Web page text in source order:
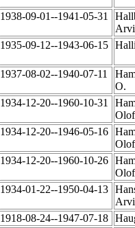
1938-09-01--1941-05-31
1935-09-12--1943-06-15
1937-08-02--1940-07-11
O.
1934-12-20--1960-10-31
1934-12-20--1946-05-16
1934-12-20--1960-10-26
1934-01-22--1950-04-13
1918-08-24--1947-07-18